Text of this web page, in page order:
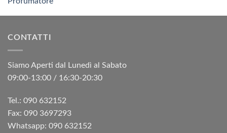
originaleattuale
CONTATTI
Siamo Aperti dal Lunedì al Sabato
09:00-13:00 / 16:30-20:30
Tel.: 090 632152
Fax: 090 3697293‬
Whatsapp: 090 632152